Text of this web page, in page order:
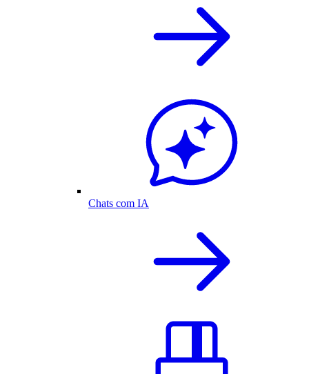
Chats com IA